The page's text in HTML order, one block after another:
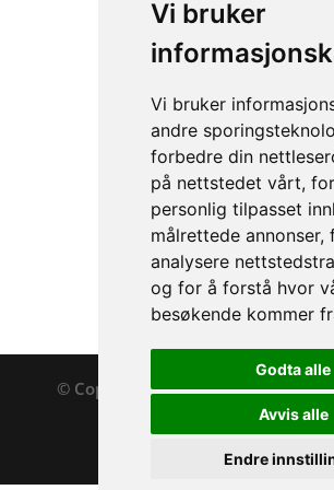
Vi bruker
Vi bruker
andre
forbedre din
på nettstedet vårt,
personlig tilpasset
målrettede annonser,
analysere
og for å forstå hvor
besøkende kommer
Godta alle
Avvis alle
Endre
Courant Ellipse
© Copyright 2020HOVDesigned
Media 2020
Kjøpsbetingelser